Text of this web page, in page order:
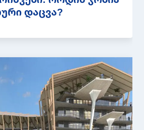
დაცვა?